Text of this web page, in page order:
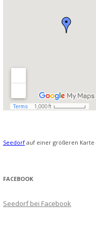
Seedorf auf einer größeren Karte
FACEBOOK
Seedorf bei Facebook